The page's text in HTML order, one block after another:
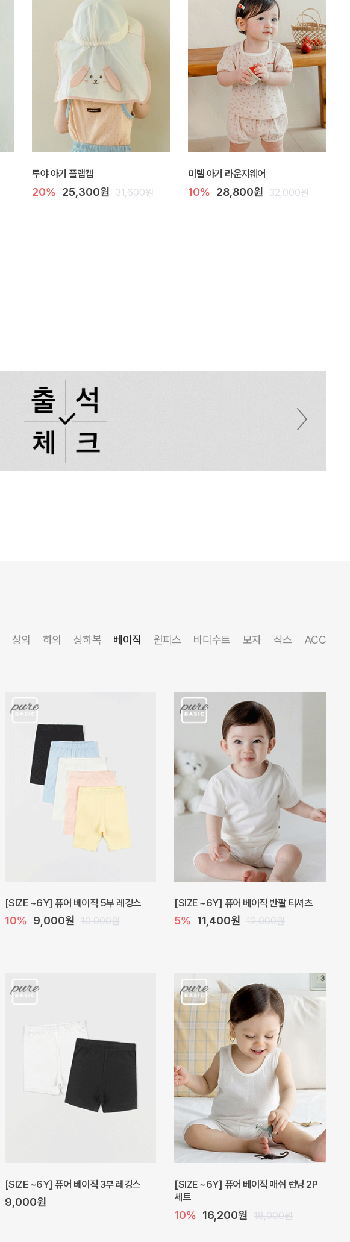
루야 아기 플랩캡
20% 25,300원 31,600원
미렐 아기 라운지웨어
10% 28,800원 32,000원
상의 하의 상하복 베이직 원피스 바디수트 모자 삭스 ACC
[SIZE ~6Y] 베르 원피스
10% 28,800원 32,000원
프로리 뷔스티에 미니 아기 원피스
20% 20,800원 26,000원
5% 39,000원 41,000원 20% 27,200원 34,000원